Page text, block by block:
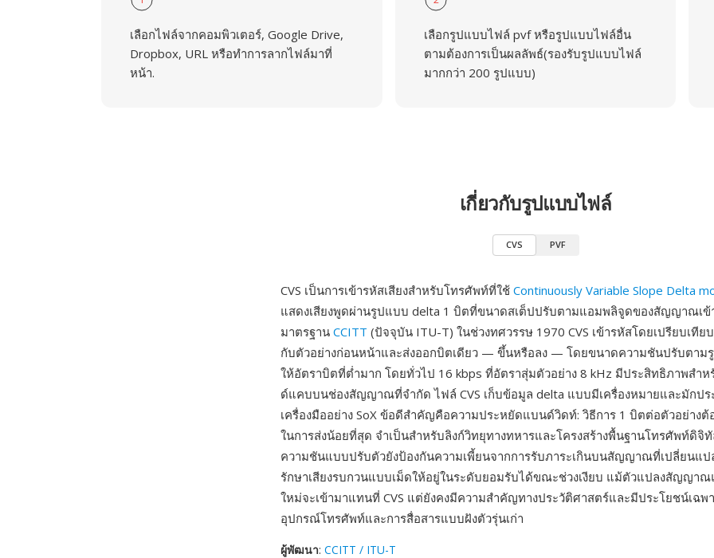
เลือกไฟล์จากคอมพิวเตอร์, Google Drive,
Dropbox, URL หรือทำการลากไฟล์มาที่
หน้า.
เลือกรูปแบบไฟล์ pvf หรือรูปแบบไฟล์อื่น
ตามต้องการเป็นผลลัพธ์(รองรับรูปแบบไฟล์
มากกว่า 200 รูปแบบ)
เกี่ยวกับรูปแบบไฟล์
CVS PVF
CVS เป็นการเข้ารหัสเสียงสำหรับโทรศัพท์ที่ใช้ Continuously Variable Slope Delta
แสดงเสียงพูดผ่านรูปแบบ delta 1 บิตที่ขนาดสเต็ปปรับตามแอมพลิจูดของสัญญาณเ
มาตรฐาน CCITT (ปัจจุบัน ITU-T) ในช่วงทศวรรษ 1970 CVS เข้ารหัสโดยเปรียบเทีย
กับตัวอย่างก่อนหน้าและส่งออกบิตเดียว — ขึ้นหรือลง — โดยขนาดความชันปรับตาม
ให้อัตราบิตที่ต่ำมาก โดยทั่วไป 16 kbps ที่อัตราสุ่มตัวอย่าง 8 kHz มีประสิทธิภาพสำ
ด์แคบบนช่องสัญญาณที่จำกัด ไฟล์ CVS เก็บข้อมูล delta แบบมีเครื่องหมายและมักปร
เครื่องมืออย่าง SoX ข้อดีสำคัญคือความประหยัดแบนด์วิดท์: วิธีการ 1 บิตต่อตัวอย่างต้
ในการส่งน้อยที่สุด จำเป็นสำหรับลิงก์วิทยุทางทหารและโครงสร้างพื้นฐานโทรศัพท์ดิจิ
ความชันแบบปรับตัวยังป้องกันความเพี้ยนจากการรับภาระเกินบนสัญญาณที่เปลี่ยนแป
รักษาเสียงรบกวนแบบเม็ดให้อยู่ในระดับยอมรับได้ขณะช่วงเงียบ แม้ตัวแปลงสัญญา
ใหม่จะเข้ามาแทนที่ CVS แต่ยังคงมีความสำคัญทางประวัติศาสตร์และมีประโยชน์เฉพ
อุปกรณ์โทรศัพท์และการสื่อสารแบบฝังตัวรุ่นเก่า
ผู้พัฒนา: CCITT / ITU-T